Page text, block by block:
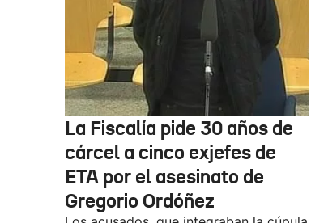
La Fiscalía pide 30 años de
cárcel a cinco exjefes de
ETA por el asesinato de
Gregorio Ordóñez